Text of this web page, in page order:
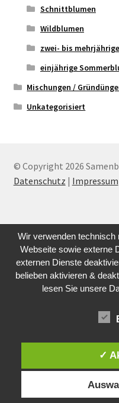
Schnittblumen
Wildblumen
zwei- bis
einjährige
Mischungen /
Unkategorisiert
© Copyright 2026
Datenschutz | Impressum
Wir verwenden technisch
Webseite sowie externe
externen Dienste
belieben aktivieren &
lesen Sie unsere
✓